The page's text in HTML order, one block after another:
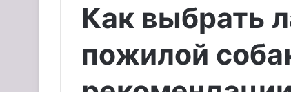
Как выбрать
пожилой